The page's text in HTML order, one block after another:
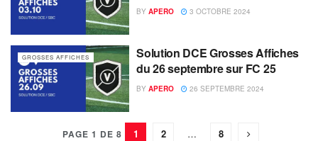
BY APERO 3 OCTOBRE 2024
GROSSES AFFICHES
Solution DCE Grosses Affiches
du 26 septembre sur FC 25
BY APERO 26 SEPTEMBRE 2024
PAGE 1 DE 8 1 2 … 8